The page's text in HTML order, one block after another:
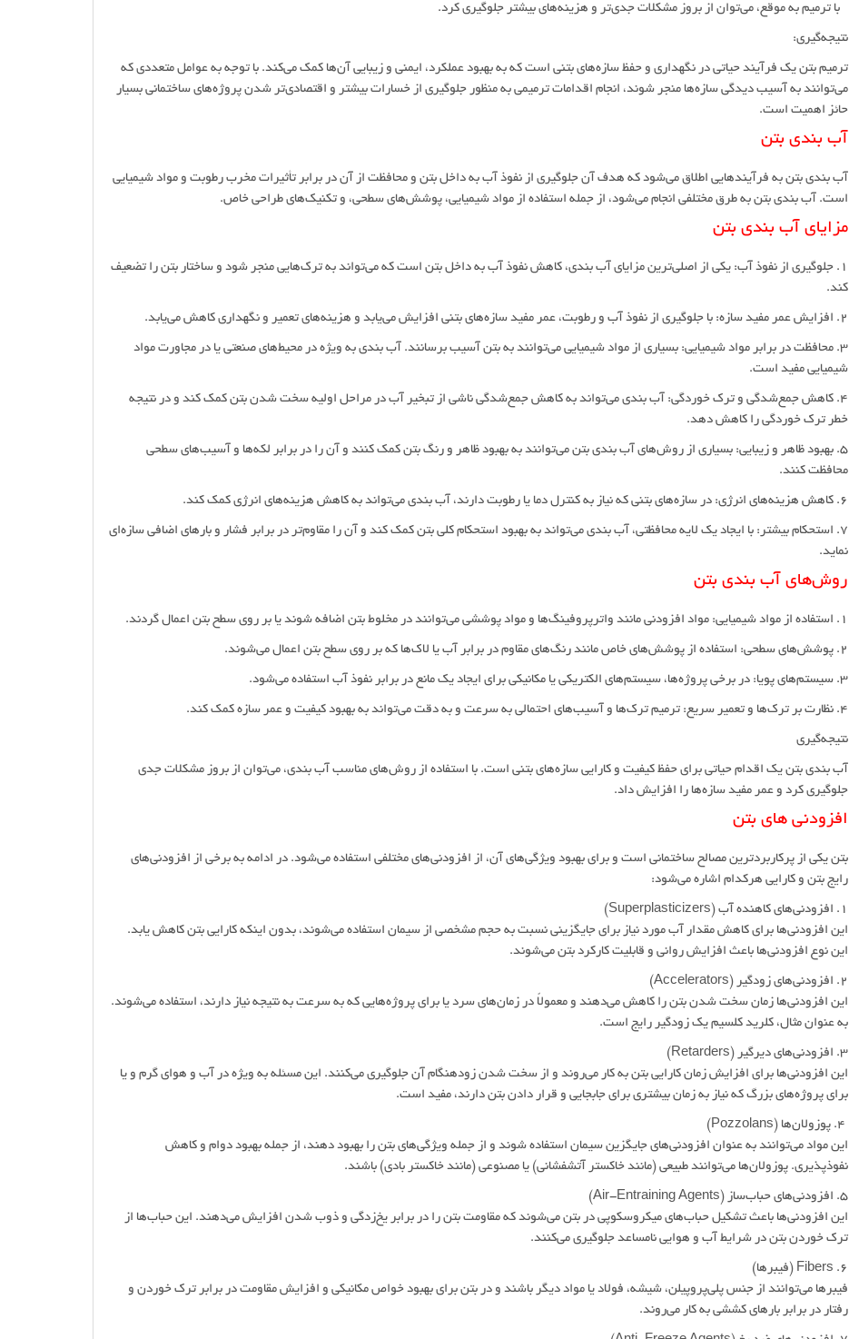
با ترمیم به موقع، می‌توان از بروز مشکلات جدی‌تر و هزینه‌های بیشتر جلوگیری کرد.
نتیجه‌گیری:
ترمیم بتن یک فرآیند حیاتی در نگهداری و حفظ سازه‌های بتنی است که به بهبود عملکرد، ایمنی و زیبایی آن‌ها کمک می‌کند. با توجه به عوامل متعددی که
می‌توانند به آسیب دیدگی سازه‌ها منجر شوند، انجام اقدامات ترمیمی به منظور جلوگیری از خسارات بیشتر و اقتصادی‌تر شدن پروژه‌های ساختمانی بسیار
حائز اهمیت است.
آب بندی بتن
آب بندی بتن به فرآیندهایی اطلاق می‌شود که هدف آن جلوگیری از نفوذ آب به داخل بتن و محافظت از آن در برابر تأثیرات مخرب رطوبت و مواد شیمیایی
است. آب بندی بتن به طرق مختلفی انجام می‌شود، از جمله استفاده از مواد شیمیایی، پوشش‌های سطحی، و تکنیک‌های طراحی خاص.
مزایای آب بندی بتن
1. جلوگیری از نفوذ آب: یکی از اصلی‌ترین مزایای آب بندی، کاهش نفوذ آب به داخل بتن است که می‌تواند به ترک‌هایی منجر شود و ساختار بتن را تضعیف
کند.
2. افزایش عمر مفید سازه: با جلوگیری از نفوذ آب و رطوبت، عمر مفید سازه‌های بتنی افزایش می‌یابد و هزینه‌های تعمیر و نگهداری کاهش می‌یابد.
3. محافظت در برابر مواد شیمیایی: بسیاری از مواد شیمیایی می‌توانند به بتن آسیب برسانند. آب بندی به ویژه در محیط‌های صنعتی یا در مجاورت مواد
شیمیایی مفید است.
4. کاهش جمع‌شدگی و ترک خوردگی: آب بندی می‌تواند به کاهش جمع‌شدگی ناشی از تبخیر آب در مراحل اولیه سخت شدن بتن کمک کند و در نتیجه
خطر ترک خوردگی را کاهش دهد.
5. بهبود ظاهر و زیبایی: بسیاری از روش‌های آب بندی بتن می‌توانند به بهبود ظاهر و رنگ بتن کمک کنند و آن را در برابر لکه‌ها و آسیب‌های سطحی
محافظت کنند.
6. کاهش هزینه‌های انرژی: در سازه‌های بتنی که نیاز به کنترل دما یا رطوبت دارند، آب بندی می‌تواند به کاهش هزینه‌های انرژی کمک کند.
7. استحکام بیشتر: با ایجاد یک لایه محافظتی، آب بندی می‌تواند به بهبود استحکام کلی بتن کمک کند و آن را مقاوم‌تر در برابر فشار و بارهای اضافی سازه‌ای
نماید.
روش‌های آب بندی بتن
1. استفاده از مواد شیمیایی: مواد افزودنی مانند واترپروفینگ‌ها و مواد پوششی می‌توانند در مخلوط بتن اضافه شوند یا بر روی سطح بتن اعمال گردند.
2. پوشش‌های سطحی: استفاده از پوشش‌های خاص مانند رنگ‌های مقاوم در برابر آب یا لاک‌ها که بر روی سطح بتن اعمال می‌شوند.
3. سیستم‌های پویا: در برخی پروژه‌ها، سیستم‌های الکتریکی یا مکانیکی برای ایجاد یک مانع در برابر نفوذ آب استفاده می‌شود.
4. نظارت بر ترک‌ها و تعمیر سریع: ترمیم ترک‌ها و آسیب‌های احتمالی به سرعت و به دقت می‌تواند به بهبود کیفیت و عمر سازه کمک کند.
نتیجه‌گیری
آب بندی بتن یک اقدام حیاتی برای حفظ کیفیت و کارایی سازه‌های بتنی است. با استفاده از روش‌های مناسب آب بندی، می‌توان از بروز مشکلات جدی
جلوگیری کرد و عمر مفید سازه‌ها را افزایش داد.
افزودنی های بتن
بتن یکی از پرکاربردترین مصالح ساختمانی است و برای بهبود ویژگی‌های آن، از افزودنی‌های مختلفی استفاده می‌شود. در ادامه به برخی از افزودنی‌های
رایج بتن و کارایی هرکدام اشاره می‌شود:
۱. افزودنی‌های کاهنده آب (Superplasticizers)
این افزودنی‌ها برای کاهش مقدار آب مورد نیاز برای جایگزینی نسبت به حجم مشخصی از سیمان استفاده می‌شوند، بدون اینکه کارایی بتن کاهش یابد.
این نوع افزودنی‌ها باعث افزایش روانی و قابلیت کارکرد بتن می‌شوند.
۲. افزودنی‌های زودگیر (Accelerators)
این افزودنی‌ها زمان سخت شدن بتن را کاهش می‌دهند و معمولاً در زمان‌های سرد یا برای پروژه‌هایی که به سرعت به نتیجه نیاز دارند، استفاده می‌شوند.
به عنوان مثال، کلرید کلسیم یک زودگیر رایج است.
۳. افزودنی‌های دیرگیر (Retarders)
این افزودنی‌ها برای افزایش زمان کارایی بتن به کار می‌روند و از سخت شدن زودهنگام آن جلوگیری می‌کنند. این مسئله به ویژه در آب و هوای گرم و یا
برای پروژه‌های بزرگ که نیاز به زمان بیشتری برای جابجایی و قرار دادن بتن دارند، مفید است.
این مواد می‌توانند به عنوان افزودنی‌های جایگزین سیمان استفاده شوند و از جمله ویژگی‌های بتن را بهبود دهند، از جمله بهبود دوام و کاهش
نفوذپذیری. پوزولان‌ها می‌توانند طبیعی (مانند خاکستر آتشفشانی) یا مصنوعی (مانند خاکستر بادی) باشند.
۵. افزودنی‌های حباب‌ساز (Air-Entraining Agents)
این افزودنی‌ها باعث تشکیل حباب‌های میکروسکوپی در بتن می‌شوند که مقاومت بتن را در برابر یخ‌زدگی و ذوب شدن افزایش می‌دهند. این حباب‌ها از
ترک خوردن بتن در شرایط آب و هوایی نامساعد جلوگیری می‌کنند.
۶. Fibers (فیبرها)
فیبرها می‌توانند از جنس پلی‌پروپیلن، شیشه، فولاد یا مواد دیگر باشند و در بتن برای بهبود خواص مکانیکی و افزایش مقاومت در برابر ترک خوردن و
رفتار در برابر بارهای کششی به کار می‌روند.